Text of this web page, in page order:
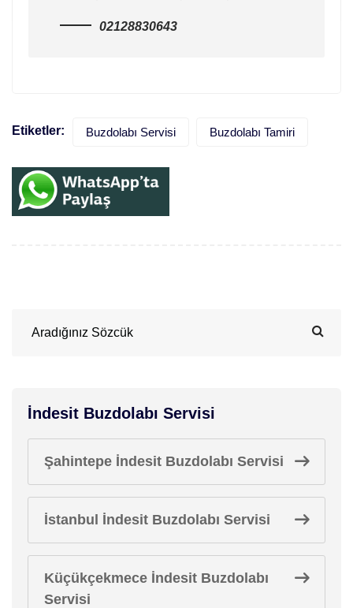
02128830643
Etiketler: Buzdolabı Servisi Buzdolabı Tamiri
İndesit Buzdolabı Servisi
Şahintepe İndesit Buzdolabı Servisi
İstanbul İndesit Buzdolabı Servisi
Küçükçekmece İndesit Buzdolabı
Servisi